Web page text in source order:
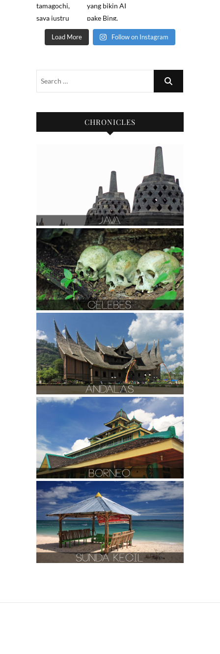
Load More Follow on Instagram
CHRONICLES